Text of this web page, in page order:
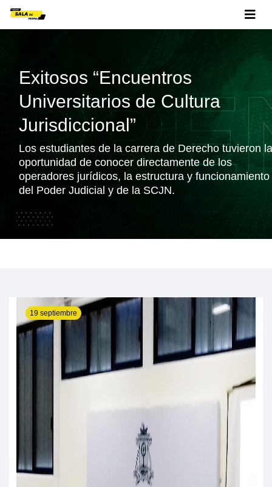
Exitosos “Encuentros
Universitarios de Cultura
Jurisdiccional”
Los estudiantes de la carrera de Derecho tuvieron la
oportunidad de conocer directamente de los
operadores jurídicos, la estructura y funcionamiento
del Poder Judicial y de la SCJN.
19 septiembre